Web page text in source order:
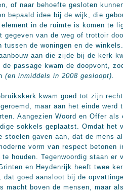
of naar behoefte gesloten
bepaald idee bij de wijk, die
in de ruimte is komen te
gegeven van de weg of trottoir
de woningen en de
aan die zijde bij de kerk
passage kwam de doopvont,
(en inmiddels in 2008 gesloopt).
kwam goed tot zijn
maar aan het einde
Aangezien Woord en Offer
sokkels geplaatst. Omdat
stoelen gaven aan, dat de mens
vorm van respect
houden. Tegenwoordig staan
en Heydenrijk heeft twee
dat goed aansloot bij de
macht boven de mensen, maar